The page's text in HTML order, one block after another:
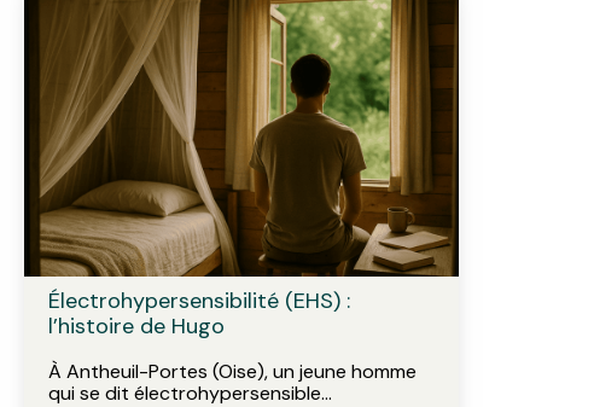
Électrohypersensibilité (EHS) :
l’histoire de Hugo
À Antheuil-Portes (Oise), un jeune homme
qui se dit électrohypersensible…